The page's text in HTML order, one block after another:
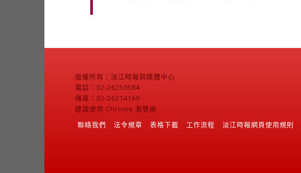
版權所有：淡江時報與媒體中心
電話：02-26250584
傳真：02-26214169
建議使用 Chrome 瀏覽器
聯絡我們
法令規章 表格下載 工作流程 淡江時報網頁使用規則